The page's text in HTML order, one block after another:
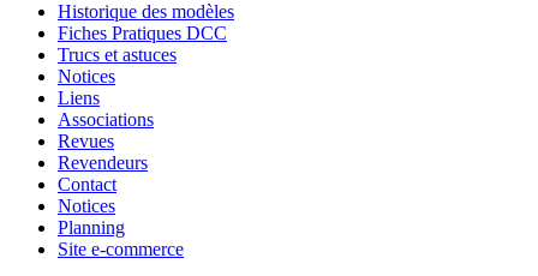
Historique des modèles
Fiches Pratiques DCC
Trucs et astuces
Notices
Liens
Associations
Revues
Revendeurs
Contact
Notices
Planning
Site e-commerce